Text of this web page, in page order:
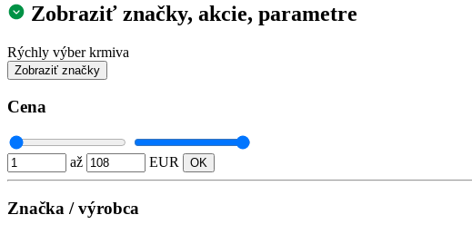
Zobraziť značky, akcie, parametre
Rýchly výber krmiva
Cena
až EUR
Značka / výrobca